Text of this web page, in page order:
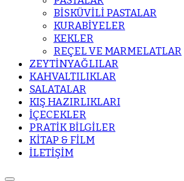
BİSKÜVİLİ PASTALAR
KURABİYELER
KEKLER
REÇEL VE MARMELATLAR
ZEYTİNYAĞLILAR
KAHVALTILIKLAR
SALATALAR
KIŞ HAZIRLIKLARI
İÇECEKLER
PRATİK BİLGİLER
KİTAP & FİLM
İLETİŞİM